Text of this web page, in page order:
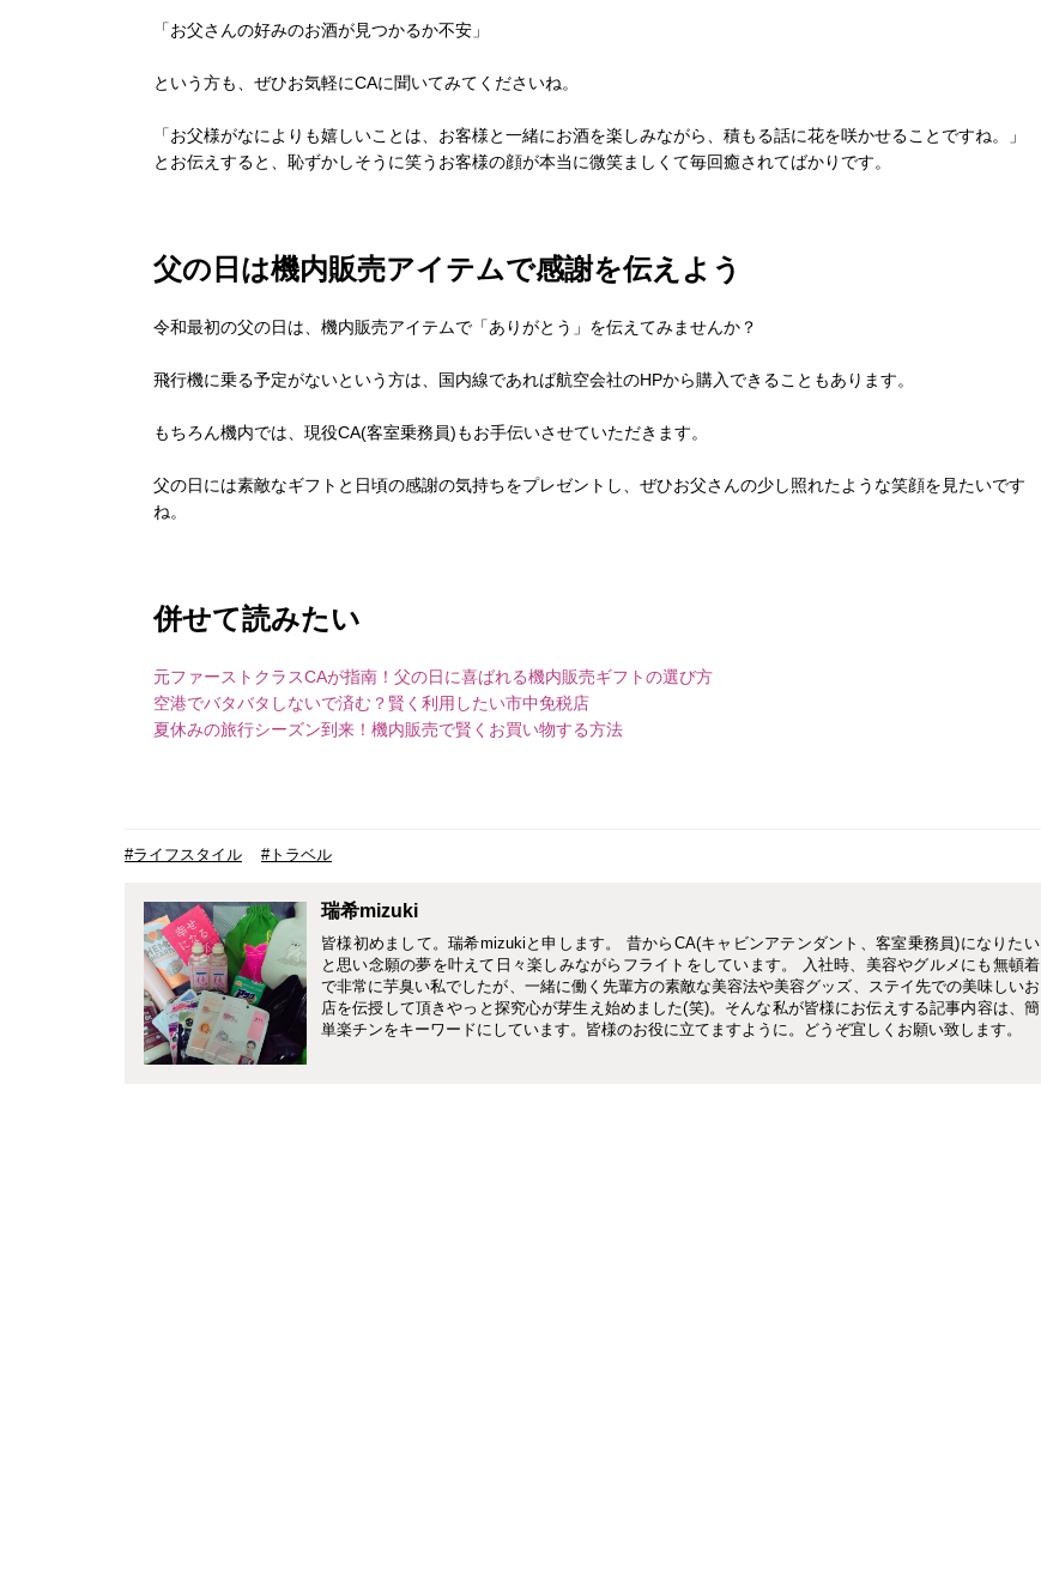
「お父さんの好みのお酒が見つかるか不安」
という方も、ぜひお気軽にCAに聞いてみてくださいね。
「お父様がなによりも嬉しいことは、お客様と一緒にお酒を楽しみながら、積もる話に花を咲かせることですね。」
とお伝えすると、恥ずかしそうに笑うお客様の顔が本当に微笑ましくて毎回癒されてばかりです。
父の日は機内販売アイテムで感謝を伝えよう
令和最初の父の日は、機内販売アイテムで「ありがとう」を伝えてみませんか？
飛行機に乗る予定がないという方は、国内線であれば航空会社のHPから購入できることもあります。
もちろん機内では、現役CA(客室乗務員)もお手伝いさせていただきます。
父の日には素敵なギフトと日頃の感謝の気持ちをプレゼントし、ぜひお父さんの少し照れたような笑顔を見たいです
ね。
併せて読みたい
元ファーストクラスCAが指南！父の日に喜ばれる機内販売ギフトの選び方
空港でバタバタしないで済む？賢く利用したい市中免税店
夏休みの旅行シーズン到来！機内販売で賢くお買い物する方法
#ライフスタイル #トラベル
瑞希mizuki
皆様初めまして。瑞希mizukiと申します。 昔からCA(キャビンアテンダント、客室乗務員)になりたい
と思い念願の夢を叶えて日々楽しみながらフライトをしています。 入社時、美容やグルメにも無頓着
で非常に芋臭い私でしたが、一緒に働く先輩方の素敵な美容法や美容グッズ、ステイ先での美味しいお
店を伝授して頂きやっと探究心が芽生え始めました(笑)。そんな私が皆様にお伝えする記事内容は、簡
単楽チンをキーワードにしています。皆様のお役に立てますように。どうぞ宜しくお願い致します。